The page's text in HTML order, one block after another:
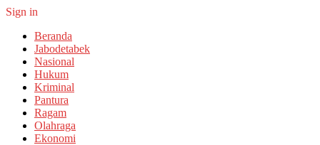
Sign in
Beranda
Jabodetabek
Nasional
Hukum
Kriminal
Pantura
Ragam
Olahraga
Ekonomi